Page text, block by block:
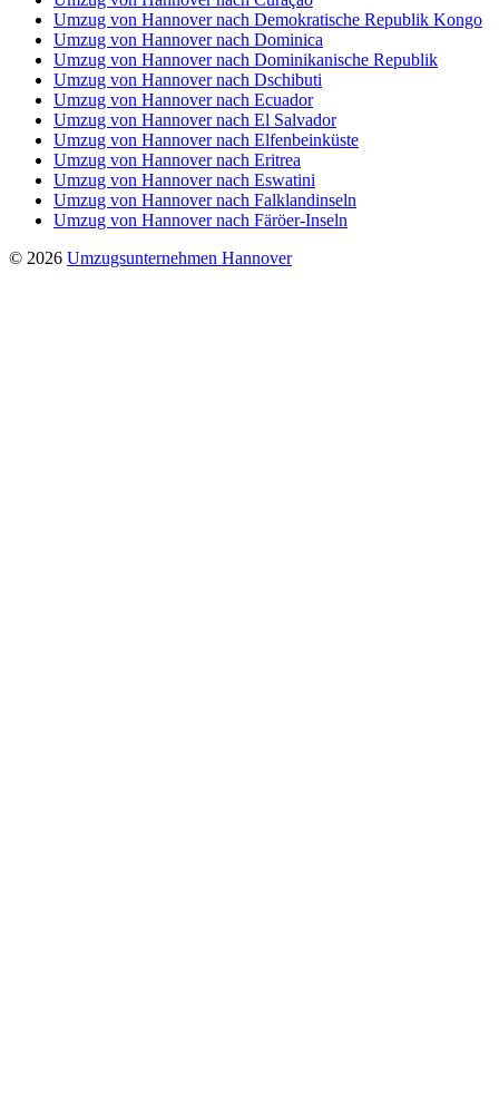
Umzug von Hannover nach Demokratische Republik Kongo
Umzug von Hannover nach Dominica
Umzug von Hannover nach Dominikanische Republik
Umzug von Hannover nach Dschibuti
Umzug von Hannover nach Ecuador
Umzug von Hannover nach El Salvador
Umzug von Hannover nach Elfenbeinküste
Umzug von Hannover nach Eritrea
Umzug von Hannover nach Eswatini
Umzug von Hannover nach Falklandinseln
Umzug von Hannover nach Färöer-Inseln
© 2026 Umzugsunternehmen Hannover